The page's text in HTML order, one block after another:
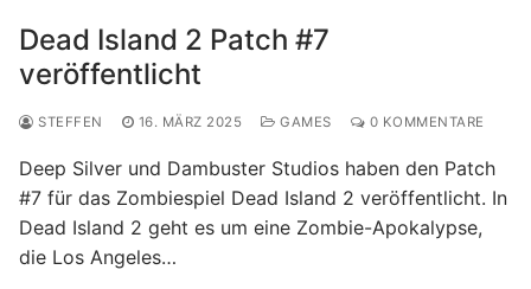
Dead Island 2 Patch #7
veröffentlicht
STEFFEN 16. MÄRZ 2025 GAMES 0 KOMMENTARE
Deep Silver und Dambuster Studios haben den Patch
#7 für das Zombiespiel Dead Island 2 veröffentlicht. In
Dead Island 2 geht es um eine Zombie-Apokalypse,
die Los Angeles…